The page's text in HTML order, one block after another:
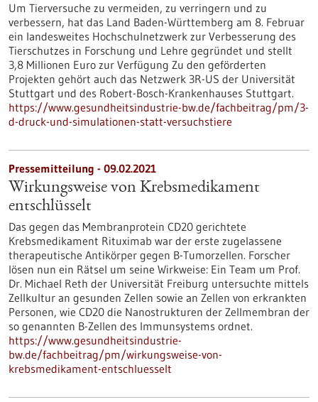
Um Tierversuche zu vermeiden, zu verringern und zu
verbessern, hat das Land Baden-Württemberg am 8. Februar
ein landesweites Hochschulnetzwerk zur Verbesserung des
Tierschutzes in Forschung und Lehre gegründet und stellt
3,8 Millionen Euro zur Verfügung Zu den geförderten
Projekten gehört auch das Netzwerk 3R-US der Universität
Stuttgart und des Robert-Bosch-Krankenhauses Stuttgart.
https://www.gesundheitsindustrie-bw.de/fachbeitrag/pm/3-
d-druck-und-simulationen-statt-versuchstiere
Pressemitteilung - 09.02.2021
Wirkungsweise von Krebsmedikament
entschlüsselt
Das gegen das Membranprotein CD20 gerichtete
Krebsmedikament Rituximab war der erste zugelassene
therapeutische Antikörper gegen B-Tumorzellen. Forscher
lösen nun ein Rätsel um seine Wirkweise: Ein Team um Prof.
Dr. Michael Reth der Universität Freiburg untersuchte mittels
Zellkultur an gesunden Zellen sowie an Zellen von erkrankten
Personen, wie CD20 die Nanostrukturen der Zellmembran der
so genannten B-Zellen des Immunsystems ordnet.
https://www.gesundheitsindustrie-
bw.de/fachbeitrag/pm/wirkungsweise-von-
krebsmedikament-entschluesselt